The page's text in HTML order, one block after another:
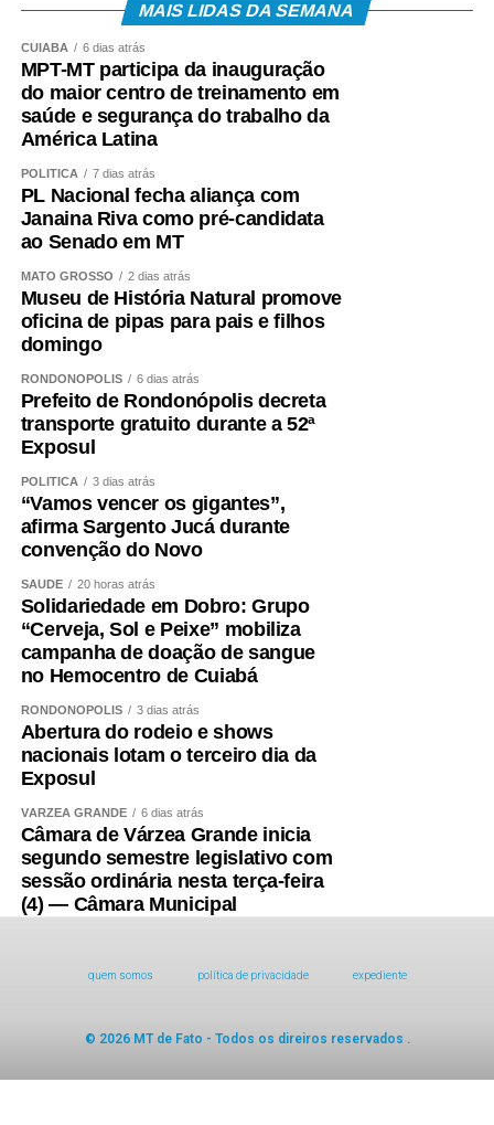
MAIS LIDAS DA SEMANA
CUIABÁ 6 dias atrás
MPT-MT participa da inauguração
do maior centro de treinamento em
saúde e segurança do trabalho da
América Latina
POLÍTICA 7 dias atrás
PL Nacional fecha aliança com
Janaina Riva como pré-candidata
ao Senado em MT
MATO GROSSO 2 dias atrás
Museu de História Natural promove
oficina de pipas para pais e filhos
domingo
RONDONÓPOLIS 6 dias atrás
Prefeito de Rondonópolis decreta
transporte gratuito durante a 52ª
Exposul
POLÍTICA 3 dias atrás
“Vamos vencer os gigantes”,
afirma Sargento Jucá durante
convenção do Novo
SAÚDE 20 horas atrás
Solidariedade em Dobro: Grupo
“Cerveja, Sol e Peixe” mobiliza
campanha de doação de sangue
no Hemocentro de Cuiabá
RONDONÓPOLIS 3 dias atrás
Abertura do rodeio e shows
nacionais lotam o terceiro dia da
Exposul
VÁRZEA GRANDE 6 dias atrás
Câmara de Várzea Grande inicia
segundo semestre legislativo com
sessão ordinária nesta terça-feira
(4) — Câmara Municipal
quem somos política de privacidade expediente
© 2026 MT de Fato - Todos os direiros reservados .